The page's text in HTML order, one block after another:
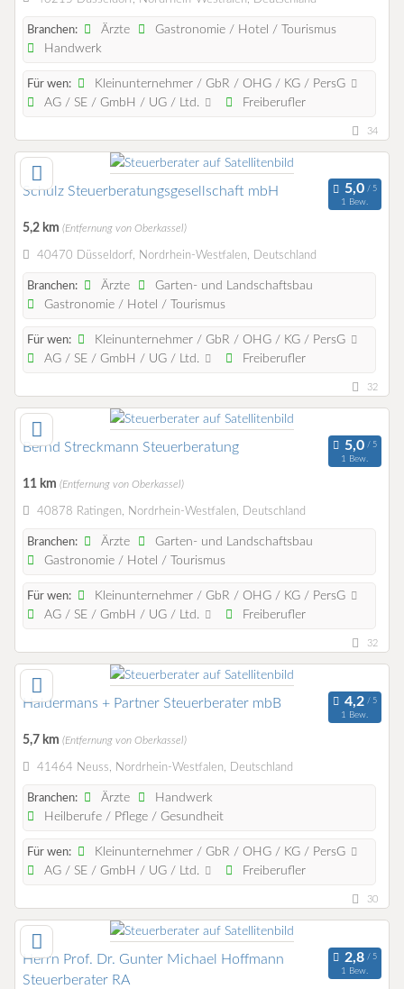
Branchen: Ärzte
Gastronomie / Hotel / Tourismus
Handwerk
Für wen:
Kleinunternehmer / GbR / OHG / KG / PersG
AG / SE / GmbH / UG / Ltd.
Freiberufler
34
Schulz Steuerberatungsgesellschaft mbH
1 Bew.
5,2 km (Entfernung von Oberkassel)
40470 Düsseldorf, Nordrhein-Westfalen, Deutschland
Branchen: Ärzte
Garten- und Landschaftsbau
Gastronomie / Hotel / Tourismus
Für wen:
Kleinunternehmer / GbR / OHG / KG / PersG
AG / SE / GmbH / UG / Ltd.
Freiberufler
32
Bernd Streckmann Steuerberatung
1 Bew.
11 km (Entfernung von Oberkassel)
40878 Ratingen, Nordrhein-Westfalen, Deutschland
Branchen: Ärzte
Garten- und Landschaftsbau
Gastronomie / Hotel / Tourismus
Für wen:
Kleinunternehmer / GbR / OHG / KG / PersG
AG / SE / GmbH / UG / Ltd.
Freiberufler
32
Haldermans + Partner Steuerberater mbB
1 Bew.
5,7 km (Entfernung von Oberkassel)
41464 Neuss, Nordrhein-Westfalen, Deutschland
Branchen: Ärzte
Handwerk
Heilberufe / Pflege / Gesundheit
Für wen:
Kleinunternehmer / GbR / OHG / KG / PersG
AG / SE / GmbH / UG / Ltd.
Freiberufler
30
Herrn Prof. Dr. Gunter Michael Hoffmann
Steuerberater RA
1 Bew.